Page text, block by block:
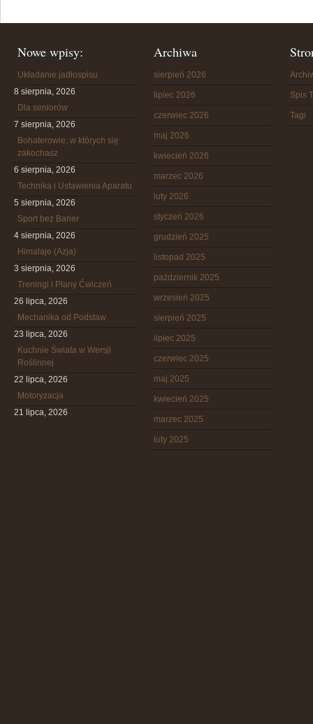
Nowe wpisy:
Układanie jadłospisu
8 sierpnia, 2026
Dla seniorów
7 sierpnia, 2026
Bohaterowie, w których się
zakochasz
6 sierpnia, 2026
Technika i Ustawienia Aparatu
5 sierpnia, 2026
Sport bez Barier
4 sierpnia, 2026
Himalaje (Azja)
3 sierpnia, 2026
Treningi i Plany Ćwiczeń
26 lipca, 2026
Mechanika od Podstaw
23 lipca, 2026
Kuchnie Świata w Wersji
Roślinnej
22 lipca, 2026
Motoryzacja
21 lipca, 2026
Archiwa
sierpień 2026
lipiec 2026
czerwiec 2026
maj 2026
kwiecień 2026
marzec 2026
luty 2026
styczeń 2026
grudzień 2025
listopad 2025
październik 2025
wrzesień 2025
sierpień 2025
lipiec 2025
czerwiec 2025
maj 2025
kwiecień 2025
marzec 2025
luty 2025
Spis
Tagi